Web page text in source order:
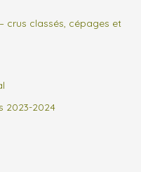
crus classés, cépages et
2023-2024